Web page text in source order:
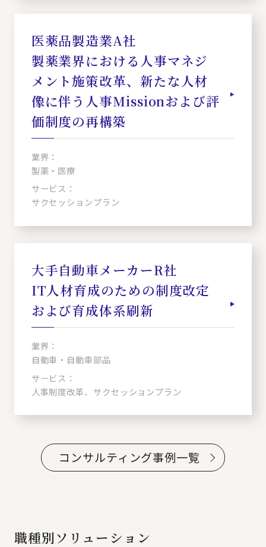
医薬品製造業A社
製薬業界における人事マネジ
メント施策改革、新たな人材
像に伴う人事Missionおよび評
価制度の再構築
業界：
製薬・医療
サービス：
サクセッションプラン
大手自動車メーカーR社
IT人材育成のための制度改定
および育成体系刷新
業界：
自動車・自動車部品
サービス：
人事制度改革、サクセッションプラン
コンサルティング事例一覧
職種別ソリューション